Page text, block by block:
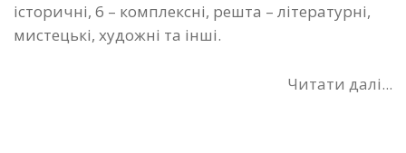
історичні, 6 – комплексні, решта – літературні,
мистецькі, художні та інші.
Читати далі...